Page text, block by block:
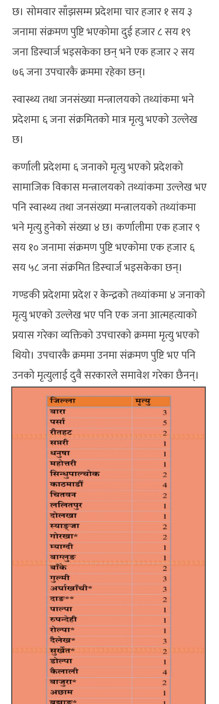
छ। सोमवार साँझसम्म प्रदेशमा चार हजार १ सय ३
जनामा संक्रमण पुष्टि भएकोमा दुई हजार ८ सय १९
जना डिस्चार्ज भइसकेका छन् भने एक हजार २ सय
७६ जना उपचारकै क्रममा रहेका छन्।
स्वास्थ्य तथा जनसंख्या मन्त्रालयको तथ्यांकमा भने
प्रदेशमा ६ जना संक्रमितको मात्र मृत्यु भएको उल्लेख
छ।
कर्णाली प्रदेशमा ६ जनाको मृत्यु भएको प्रदेशको
सामाजिक विकास मन्त्रालयको तथ्यांकमा उल्लेख भए
पनि स्वास्थ्य तथा जनसंख्या मन्त्रालयको तथ्यांकमा
भने मृत्यु हुनेको संख्या ४ छ। कर्णालीमा एक हजार ९
सय १० जनामा संक्रमण पुष्टि भएकोमा एक हजार ६
सय ५८ जना संक्रमित डिस्चार्ज भइसकेका छन्।
गण्डकी प्रदेशमा प्रदेश र केन्द्रको तथ्यांकमा ४ जनाको
मृत्यु भएको उल्लेख भए पनि एक जना आत्महत्याको
प्रयास गरेका व्यक्तिको उपचारको क्रममा मृत्यु भएको
थियो। उपचारकै क्रममा उनमा संक्रमण पुष्टि भए पनि
उनको मृत्युलाई दुवै सरकारले समावेश गरेका छैनन्।